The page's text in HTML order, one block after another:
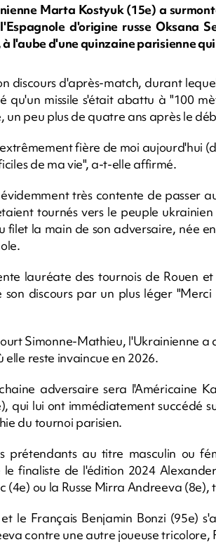
Marta Kostyuk (15e) a
d'origine russe Oksana
à l'aube d'une quinzaine parisienne
discours d'après-match, durant
qu'un missile s'était abattu à "100
un peu plus de quatre ans après le
extrêmement fière de moi aujourd'hui
de ma vie", a-t-elle affirmé.
évidemment très contente de passer
tournés vers le peuple
filet la main de son adversaire, née
lauréate des tournois de Rouen
son discours par un plus léger
Simonne-Mathieu, l'Ukrainienne
elle reste invaincue en 2026.
adversaire sera l'Américaine
qui lui ont immédiatement succédé
du tournoi parisien.
prétendants au titre masculin ou
le finaliste de l'édition 2024
(4e) ou la Russe Mirra Andreeva
le Français Benjamin Bonzi (95e)
contre une autre joueuse tricolore,